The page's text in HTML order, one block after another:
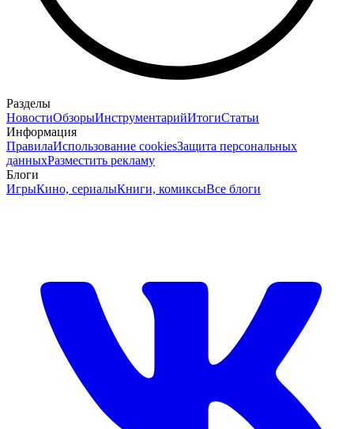
Разделы
НовостиОбзорыИнструментарийИтогиСтатьи
Информация
ПравилаИспользование cookiesЗащита персональных
данныхРазместить рекламу
Блоги
ИгрыКино, сериалыКниги, комиксыВсе блоги